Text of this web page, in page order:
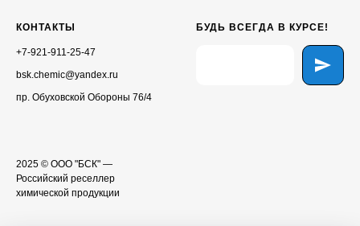
КОНТАКТЫ
+7-921-911-25-47
bsk.chemic@yandex.ru
пр. Обуховской Обороны 76/4
БУДЬ ВСЕГДА В КУРСЕ!
2025 © ООО "БСК" —
Российский реселлер
химической продукции